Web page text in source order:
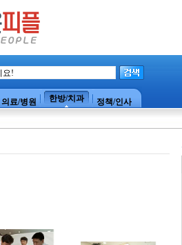
의료/병원 한방/치과 정책/인사